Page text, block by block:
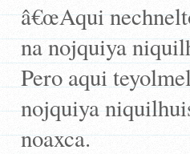
â€œAqui
na nojquiya
Pero aqui
nojquiya
noaxca.